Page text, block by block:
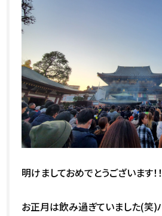
明けましておめでとうございます！！
お正月は飲み過ぎていました(笑)ハ